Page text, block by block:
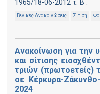
1965/18-06-2012 τ. Β΄.
Γενικές Ανακοινώσεις Σίτιση
Ανακοίνωση για την
και σίτισης
τριών (πρωτοετείς)
σε Κέρκυρα-
2024